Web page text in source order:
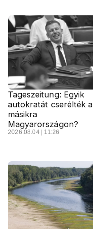
Tageszeitung: Egyik
autokratát cserélték a
másikra
Magyarországon?
2026.08.04 | 11:26